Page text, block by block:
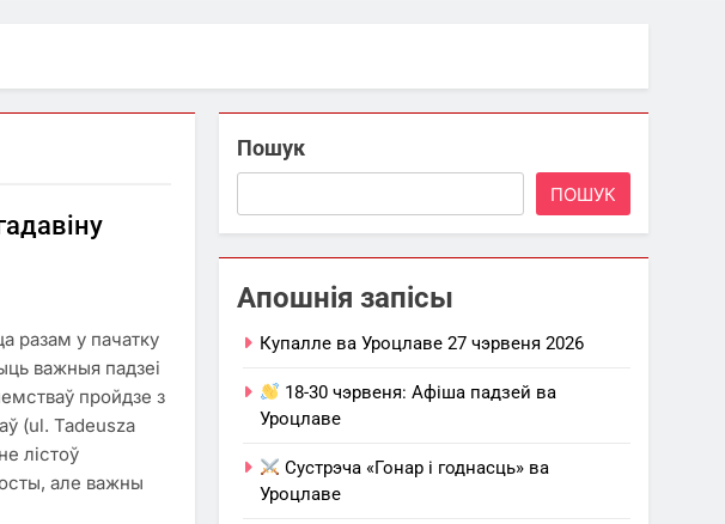
разам у пачатку
важныя падзеі
пройдзе з
(ul. Tadeusza
лістоў
але важны
Пошук
ПОШУК
Апошнія запісы
Купалле ва Уроцлаве 27 чэрвеня 2026
18-30 чэрвеня: Афіша падзей ва
Уроцлаве
Сустрэча «Гонар і годнасць» ва
Уроцлаве